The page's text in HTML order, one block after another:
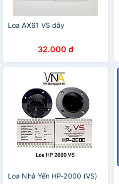
Loa AX61 VS dây
32.000 đ
Loa Nhà Yến HP-2000 (VS)